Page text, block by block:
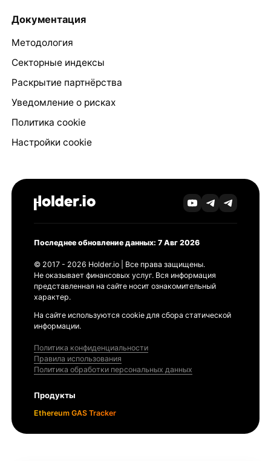
Документация
Методология
Секторные индексы
Раскрытие партнёрства
Уведомление о рисках
Политика cookie
Настройки cookie
Последнее обновление данных: 7 Авг 2026
© 2017 - 2026 Holder.io | Все права защищены.
Не оказывает финансовых услуг. Вся информация
представленная на сайте носит ознакомительный
характер.
На сайте используются cookie для сбора статической
информации.
Политика конфиденциальности
Правила использования
Политика обработки персональных данных
Продукты
Ethereum GAS Tracker